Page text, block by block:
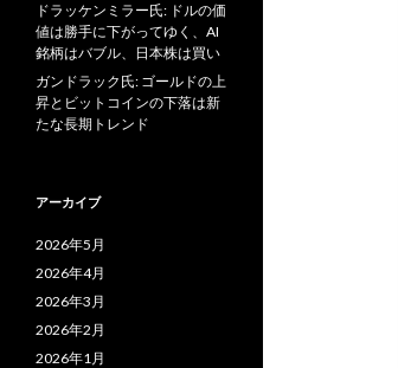
ドラッケンミラー氏: ドルの価
値は勝手に下がってゆく、AI
銘柄はバブル、日本株は買い
ガンドラック氏: ゴールドの上
昇とビットコインの下落は新
たな長期トレンド
アーカイブ
2026年5月
2026年4月
2026年3月
2026年2月
2026年1月